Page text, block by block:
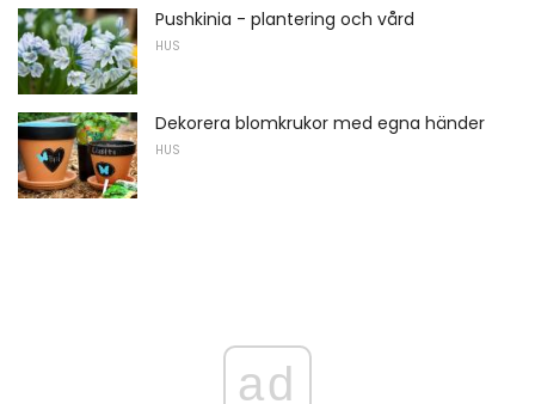
Pushkinia - plantering och vård
HUS
Dekorera blomkrukor med egna händer
HUS
ad